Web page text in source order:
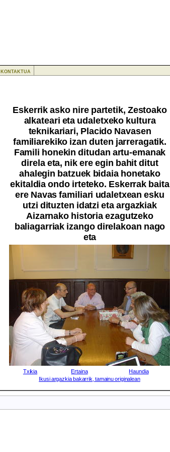
Eskerrik asko nire partetik, Zestoako
alkateari eta udaletxeko kultura
teknikariari, Placido Navasen
familiarekiko izan duten jarreragatik.
Famili honekin ditudan artu-emanak
direla eta, nik ere egin bahit ditut
ahalegin batzuek bidaia honetako
ekitaldia ondo irteteko. Eskerrak baita
ere Navas familiari udaletxean esku
utzi dituzten idatzi eta argazkiak
Aizarnako historia ezagutzeko
baliagarriak izango direlakoan nago
eta
Txikia Ertaina
Haundia
Ikusi argazkia bakarrik, tamainu originalean
kontaktua